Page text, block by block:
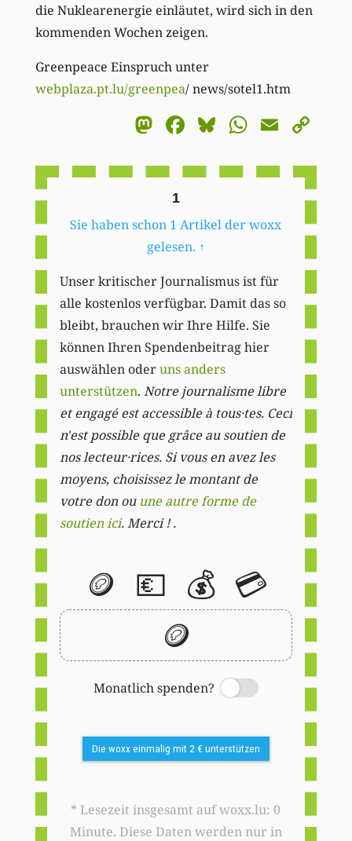
die Nuklearenergie einläutet, wird sich in den
kommenden Wochen zeigen.
Greenpeace Einspruch unter
webplaza.pt.lu/greenpea/ news/sotel1.htm
Mastodon
Facebook
BlueskyEmail
1
Sie haben schon 1 Artikel der woxx
gelesen. ↑
Unser kritischer Journalismus ist für
alle kostenlos verfügbar. Damit das so
bleibt, brauchen wir Ihre Hilfe. Sie
können Ihren Spendenbeitrag hier
auswählen oderuns anders
unterstützen. Notre journalisme libre
et engagé est accessible à tous·tes. Ceci
n'est possible que grâce au soutien de
nos lecteur·rices. Si vous en avez les
moyens, choisissez le montant de
votre don ou une autre forme de
soutien ici. Merci ! .
🪙 💶 💰 💳
🪙
Monatlich spenden?
Switch
Die woxx einmalig mit 2 € unterstützen
* Lesezeit insgesamt auf woxx.lu: 0
Minute. Diese Daten werden nur in